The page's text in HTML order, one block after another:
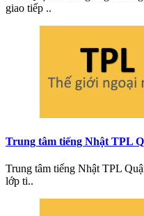
giao tiếp ..
Trung tâm tiếng Nhật TPL
Trung tâm tiếng Nhật TPL
lớp ti..